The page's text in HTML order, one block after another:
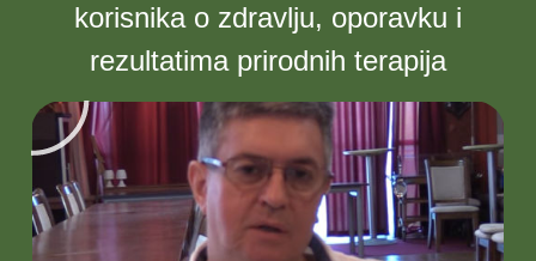
korisnika o zdravlju, oporavku i
rezultatima prirodnih terapija